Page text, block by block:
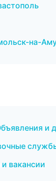
на-
и
вакансии